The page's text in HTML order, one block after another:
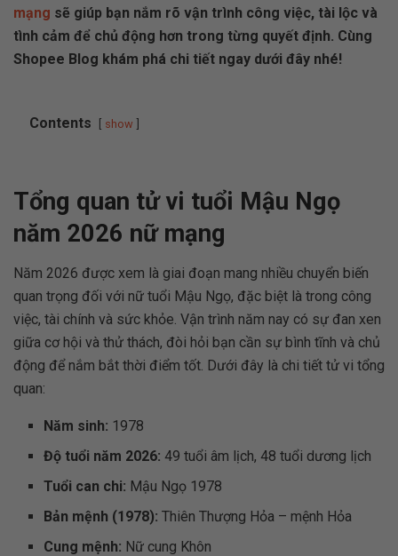
mạng sẽ giúp bạn nắm rõ vận trình công việc, tài lộc và
tình cảm để chủ động hơn trong từng quyết định. Cùng
Shopee Blog khám phá chi tiết ngay dưới đây nhé!
Contents show
Tổng quan tử vi tuổi Mậu Ngọ
năm 2026 nữ mạng
Năm 2026 được xem là giai đoạn mang nhiều chuyển biến
quan trọng đối với nữ tuổi Mậu Ngọ, đặc biệt là trong công
việc, tài chính và sức khỏe. Vận trình năm nay có sự đan xen
giữa cơ hội và thử thách, đòi hỏi bạn cần sự bình tĩnh và chủ
động để nắm bắt thời điểm tốt. Dưới đây là chi tiết tử vi tổng
quan:
Năm sinh: 1978
Độ tuổi năm 2026: 49 tuổi âm lịch, 48 tuổi dương lịch
Tuổi can chi: Mậu Ngọ 1978
Bản mệnh (1978): Thiên Thượng Hỏa – mệnh Hỏa
Cung mệnh: Nữ cung Khôn